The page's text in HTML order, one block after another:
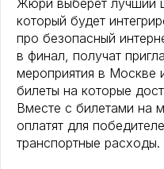
Жюри выберет лучший
который будет
про безопасный
в финал, получат
мероприятия в Москве
билеты на которые
Вместе с билетами на
оплатят для
транспортные расходы.